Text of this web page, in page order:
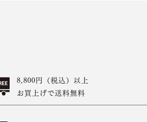
8,800円（税込）以上
お買上げで送料無料